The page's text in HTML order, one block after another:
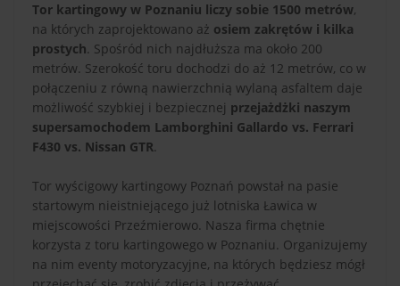
Tor kartingowy w Poznaniu liczy sobie 1500 metrów,
na których zaprojektowano aż osiem zakrętów i kilka
prostych. Spośród nich najdłuższa ma około 200
metrów. Szerokość toru dochodzi do aż 12 metrów, co w
połączeniu z równą nawierzchnią wylaną asfaltem daje
możliwość szybkiej i bezpiecznej przejażdżki naszym
supersamochodem Lamborghini Gallardo vs. Ferrari
F430 vs. Nissan GTR.
Tor wyścigowy kartingowy Poznań powstał na pasie
startowym nieistniejącego już lotniska Ławica w
miejscowości Przeźmierowo. Nasza firma chętnie
korzysta z toru kartingowego w Poznaniu. Organizujemy
na nim eventy motoryzacyjne, na których będziesz mógł